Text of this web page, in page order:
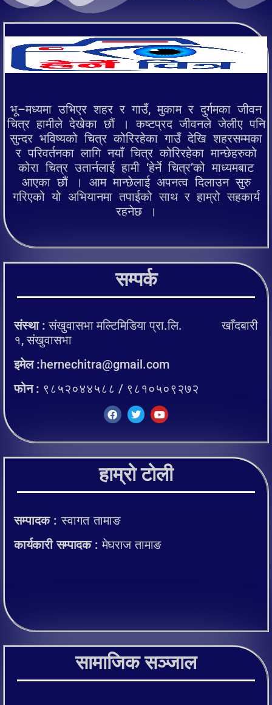
भू–मध्यमा उभिएर शहर र गाउँ, मुकाम र दुर्गमका जीवन
चित्र हामीले देखेका छौं । कष्टप्रद जीवनले जेलीए पनि
सुन्दर भविष्यको चित्र कोरिरहेका गाउँ देखि शहरसम्मका
र परिवर्तनका लागि नयाँ चित्र कोरिरहेका मान्छेहरुको
कोरा चित्र उतार्नलाई हामी ‘हेर्ने चित्र’को माध्यमबाट
आएका छौं । आम मान्छेलाई अपनत्व दिलाउन सुरु
गरिएको यो अभियानमा तपाईको साथ र हाम्रो सहकार्य
रहनेछ ।
सम्पर्क
संस्था : संखुवासभा मल्टिमिडिया प्रा.लि. खाँदबारी
१, संखुवासभा
इमेल :hernechitra@gmail.com
फोन : ९८५२०४४५८८ / ९८१०५०९२७२
हाम्रो टोली
सम्पादक :स्वागत तामाङ
कार्यकारी सम्पादक :मेघराज तामाङ
सामाजिक सञ्जाल